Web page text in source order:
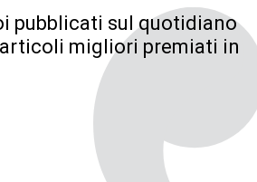
pubblicati sul quotidiano
migliori premiati in